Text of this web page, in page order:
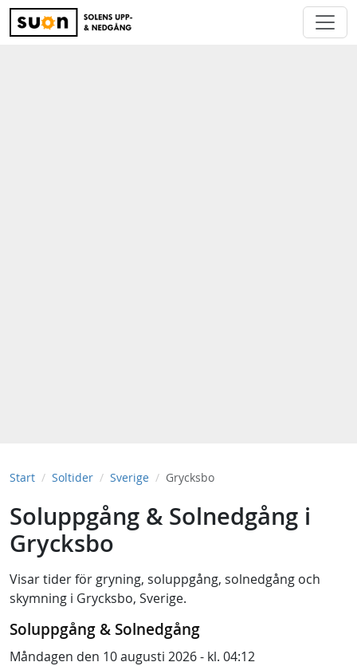
Start Soltider Sverige Grycksbo
Soluppgång & Solnedgång i
Grycksbo
Visar tider för gryning, soluppgång, solnedgång och
skymning i Grycksbo, Sverige.
Soluppgång & Solnedgång
Måndagen den 10 augusti 2026 - kl. 04:12